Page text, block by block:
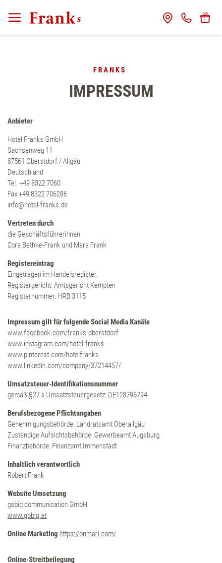
CLOSE
Franks Freunde
Franks Stories
Zimmer
Zimmer & Suiten
Angebote
Retreats
Wellness
Anwendungen
DaySpa
Aktiv sein
FRANKS
IMPRESSUM
Anbieter
Hotel Franks GmbH
Sachsenweg 11
87561 Oberstdorf / Allgäu
Deutschland
Tel. +49 8322 7060
Fax +49 8322 706286
info@hotel-franks.de
Vertreten durch
die Geschäftsführerinnen
Cora Bethke-Frank und Mara Frank
Registereintrag
Eingetragen im Handelsregister.
Registergericht: Amtsgericht Kempten
Registernummer: HRB 3115
Impressum gilt für folgende Social Media Kanäle
www.facebook.com/franks.oberstdorf
www.instagram.com/hotel.franks
www.pinterest.com/hotelfranks
www.linkedin.com/company/37214457/
Umsatzsteuer-Identifikationsnummer
gemäß §27 a Umsatzsteuergesetz: DE128796794
Berufsbezogene Pflichtangaben
Genehmigungsbehörde: Landratsamt Oberallgäu
Zuständige Aufsichtsbehörde: Gewerbeamt Augsburg
Finanzbehörde: Finanzamt Immenstadt
Inhaltlich verantwortlich
Robert Frank
Website Umsetzung
gobiq communication GmbH
www.gobiq.at
Online Marketing https://onmari.com/
Online-Streitbeilegung